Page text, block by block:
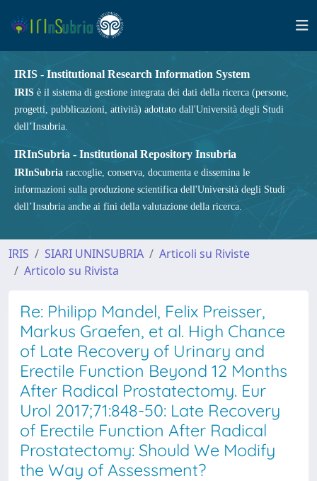
IRIS - Institutional Research Information System
IRIS è il sistema di gestione integrata dei dati della ricerca (persone,
progetti, pubblicazioni, attività) adottato dall'Università degli Studi
dell’Insubria.
IRInSubria - Institutional Repository Insubria
IRInSubria raccoglie, conserva, documenta e dissemina le
informazioni sulla produzione scientifica dell'Università degli Studi
dell’Insubria anche ai fini della valutazione della ricerca.
IRIS SIARI UNINSUBRIA
Articoli su Riviste
Articolo su Rivista
Re: Philipp Mandel, Felix Preisser,
Markus Graefen, et al. High Chance
of Late Recovery of Urinary and
Erectile Function Beyond 12 Months
After Radical Prostatectomy. Eur
Urol 2017;71:848-50: Late Recovery
of Erectile Function After Radical
Prostatectomy: Should We Modify
the Way of Assessment?